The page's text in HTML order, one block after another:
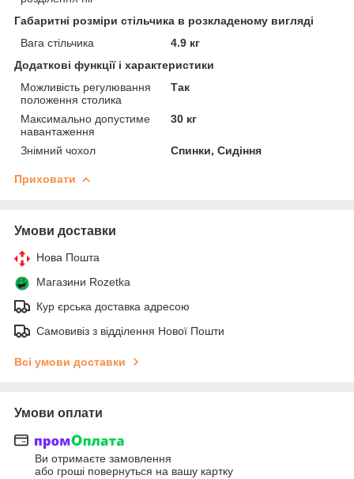
Габаритні розміри стільчика в розкладеному вигляді
Вага стільчика
4.9 кг
Додаткові функції і характеристики
Можливість регулювання
положення столика
Так
Максимально допустиме
навантаження
30 кг
Знімний чохол Спинки, Сидіння
Приховати
Умови доставки
Нова Пошта
Магазини Rozetka
Кур єрська доставка адресою
Самовивіз з відділення Нової Пошти
Всі умови доставки
Умови оплати
Ви отримаєте замовлення
або гроші повернуться на вашу картку